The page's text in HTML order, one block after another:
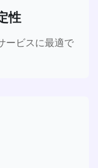
性
ービスに最適で